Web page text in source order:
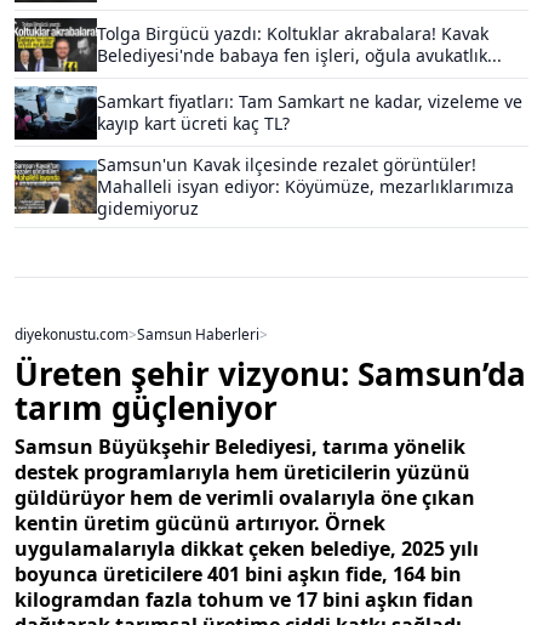
Tolga Birgücü yazdı: Koltuklar akrabalara! Kavak
Belediyesi'nde babaya fen işleri, oğula avukatlık...
Samkart fiyatları: Tam Samkart ne kadar, vizeleme ve
kayıp kart ücreti kaç TL?
Samsun'un Kavak ilçesinde rezalet görüntüler!
Mahalleli isyan ediyor: Köyümüze, mezarlıklarımıza
gidemiyoruz
diyekonustu.com>Samsun Haberleri>
Üreten şehir vizyonu: Samsun’da
tarım güçleniyor
Samsun Büyükşehir Belediyesi, tarıma yönelik
destek programlarıyla hem üreticilerin yüzünü
güldürüyor hem de verimli ovalarıyla öne çıkan
kentin üretim gücünü artırıyor. Örnek
uygulamalarıyla dikkat çeken belediye, 2025 yılı
boyunca üreticilere 401 bini aşkın fide, 164 bin
kilogramdan fazla tohum ve 17 bini aşkın fidan